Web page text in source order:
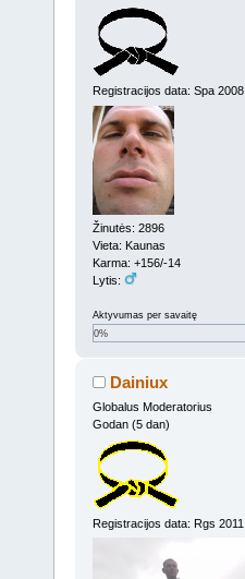
Registracijos data: Spa 2008
Žinutės: 2896
Vieta: Kaunas
Karma: +156/-14
Lytis:
Aktyvumas per savaitę
0%
Dainiux
Globalus Moderatorius
Godan (5 dan)
Registracijos data: Rgs 2011